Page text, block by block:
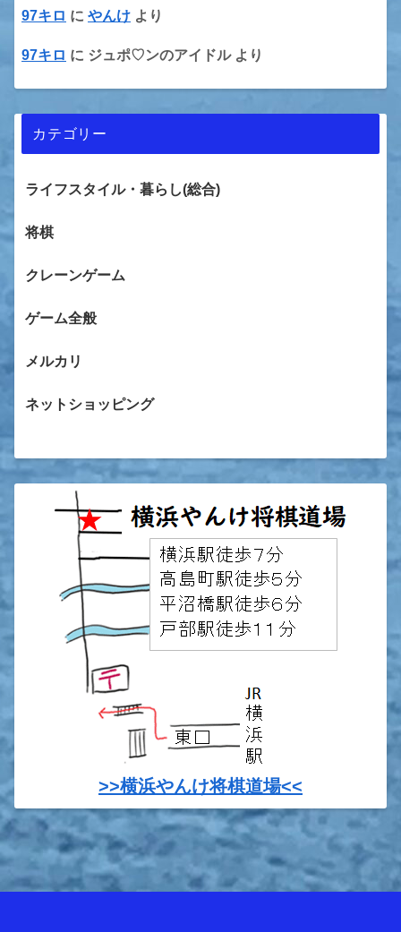
97キロ に やんけ より
97キロ に ジュポ♡ンのアイドルより
カテゴリー
ライフスタイル・暮らし(総合)
将棋
クレーンゲーム
ゲーム全般
メルカリ
ネットショッピング
>>横浜やんけ将棋道場<<